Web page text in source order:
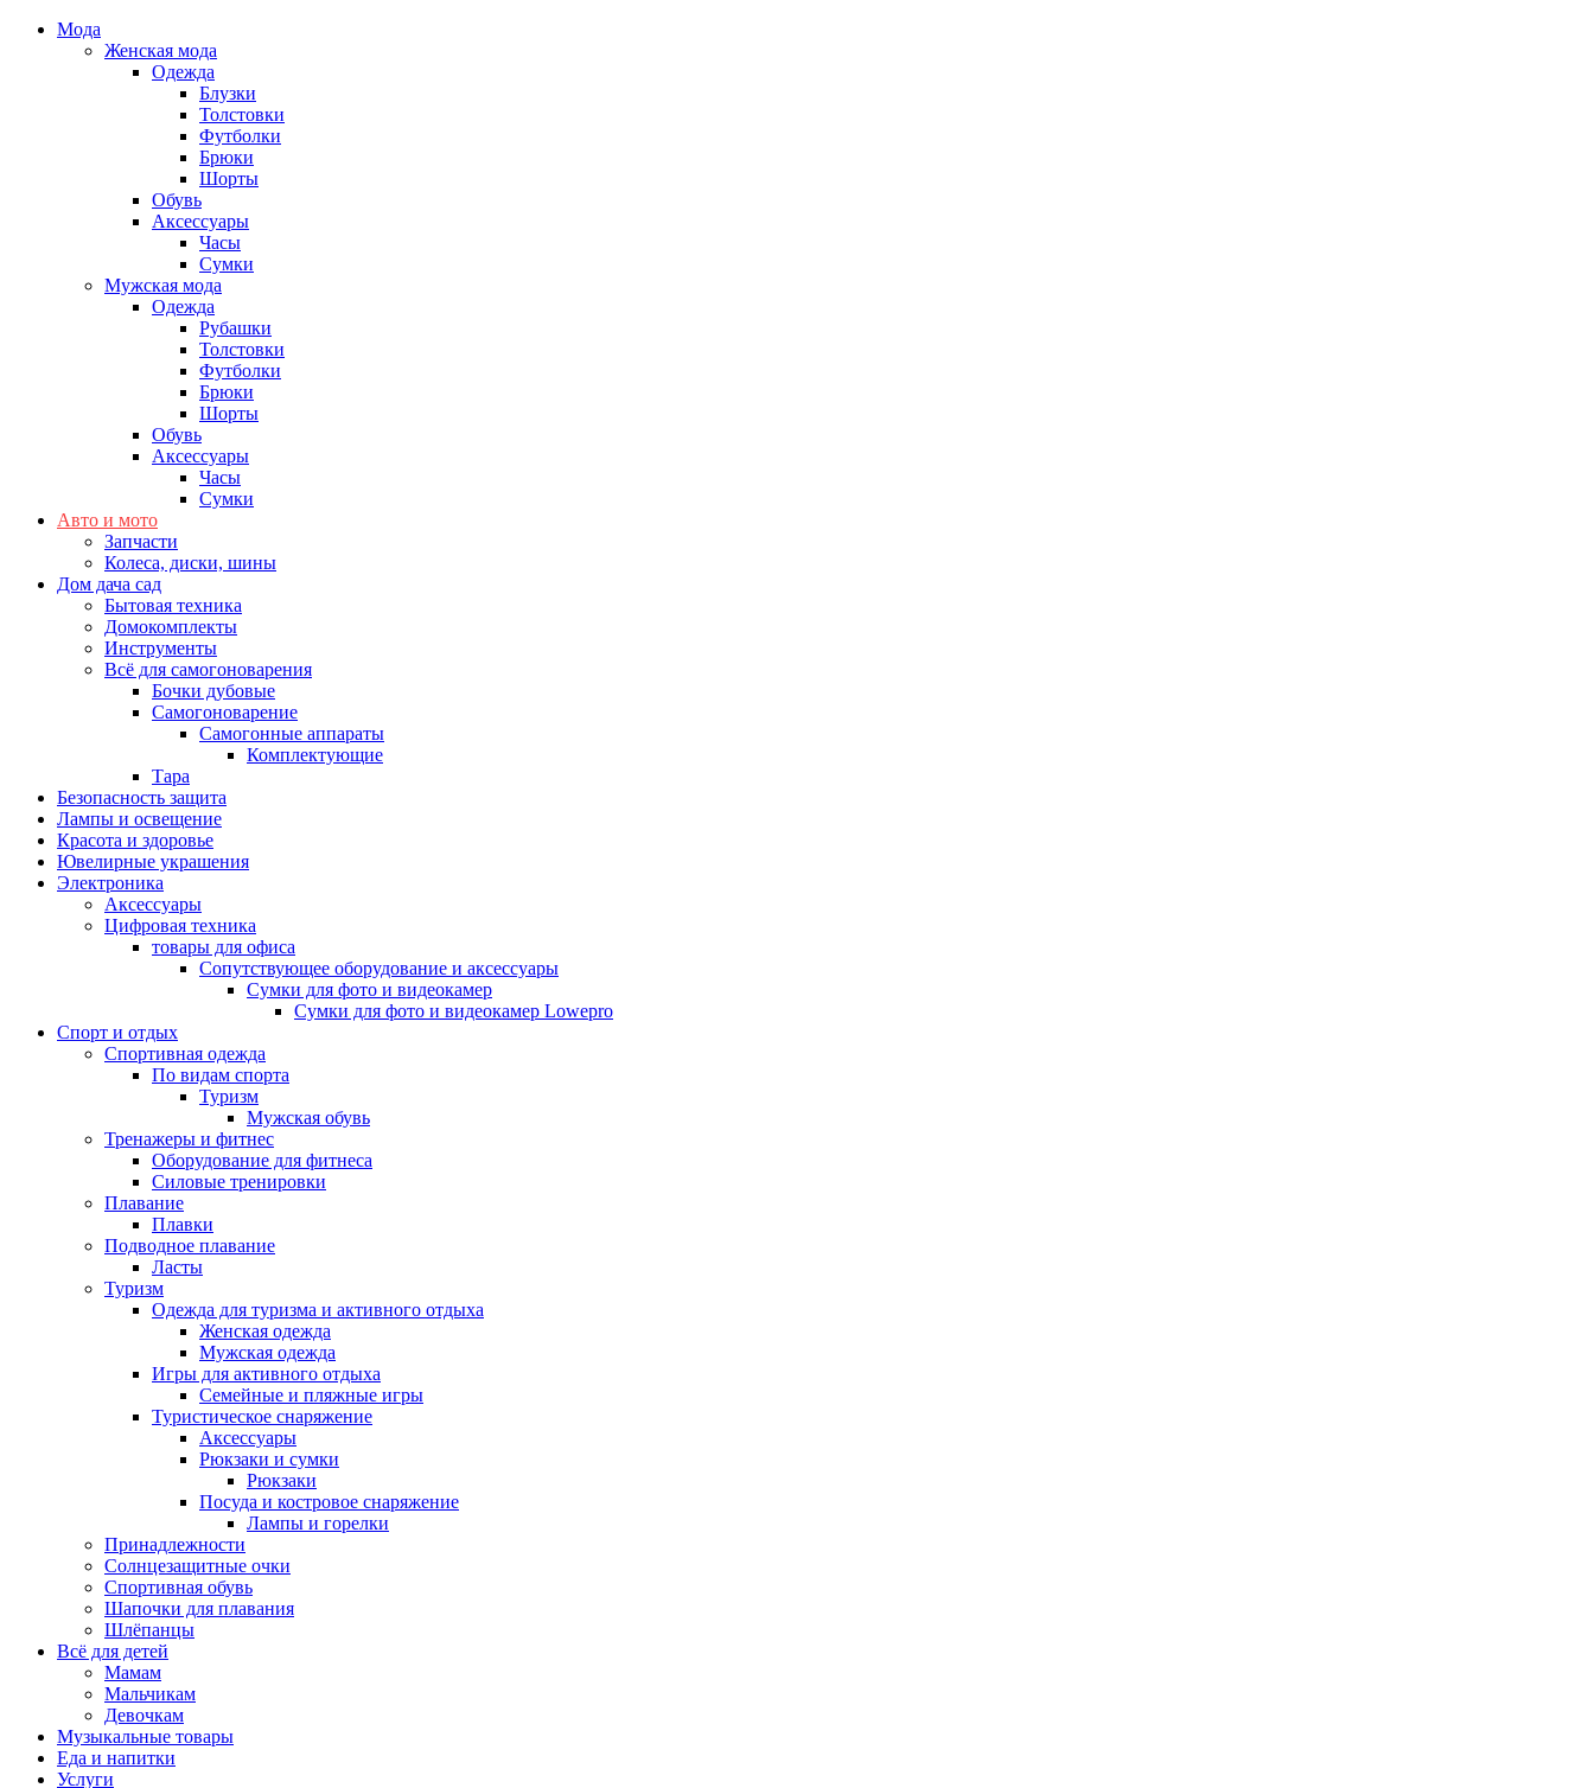
Мода
Женская мода
Одежда
Блузки
Толстовки
Футболки
Брюки
Шорты
Обувь
Аксессуары
Часы
Сумки
Мужская мода
Одежда
Рубашки
Толстовки
Футболки
Брюки
Шорты
Обувь
Аксессуары
Часы
Сумки
Авто и мото
Запчасти
Колеса, диски, шины
Дом дача сад
Бытовая техника
Домокомплекты
Инструменты
Всё для самогоноварения
Бочки дубовые
Самогоноварение
Самогонные аппараты
Комплектующие
Тара
Безопасность защита
Лампы и освещение
Красота и здоровье
Ювелирные украшения
Электроника
Аксессуары
Цифровая техника
товары для офиса
Сопутствующее оборудование и аксессуары
Сумки для фото и видеокамер
Сумки для фото и видеокамер Lowepro
Спорт и отдых
Спортивная одежда
По видам спорта
Туризм
Мужская обувь
Тренажеры и фитнес
Оборудование для фитнеса
Силовые тренировки
Плавание
Плавки
Подводное плавание
Ласты
Туризм
Одежда для туризма и активного отдыха
Женская одежда
Мужская одежда
Игры для активного отдыха
Семейные и пляжные игры
Туристическое снаряжение
Аксессуары
Рюкзаки и сумки
Рюкзаки
Посуда и костровое снаряжение
Лампы и горелки
Принадлежности
Солнцезащитные очки
Спортивная обувь
Шапочки для плавания
Шлёпанцы
Всё для детей
Мамам
Мальчикам
Девочкам
Музыкальные товары
Еда и напитки
Услуги